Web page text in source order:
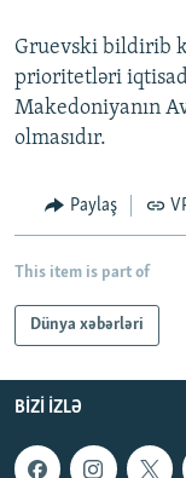
İZ - MƏDƏNIYYƏT
AZADLIQRADIOSU
BIZIMLƏ ƏLAQƏ
RFE/RL-in bütün
Gruevski bildirib
prioritetləri
Makedoniyanın
olmasıdır.
Paylaş
This item is part of
Dünya xəbərləri
BIZI IZLƏ